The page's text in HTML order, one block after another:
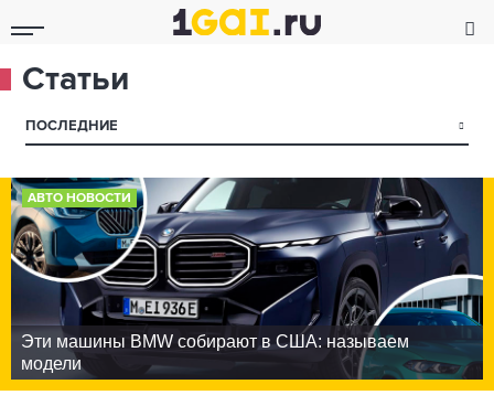
Статьи
ПОСЛЕДНИЕ ▾
АВТО НОВОСТИ
Эти машины BMW собирают в США: называем
модели